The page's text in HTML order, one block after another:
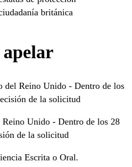
británica
apelar
del Reino Unido - Dentro de los
de la solicitud
Reino Unido - Dentro de los 28
de la solicitud
Escrita o Oral.